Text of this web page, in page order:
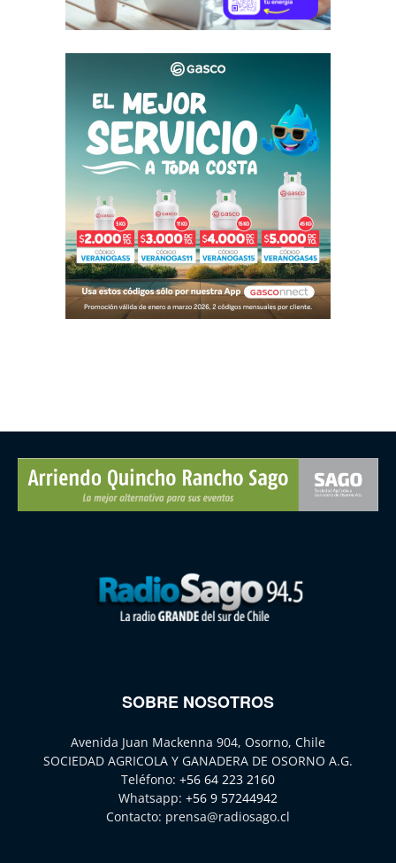
SOBRE NOSOTROS
Avenida Juan Mackenna 904, Osorno, Chile
SOCIEDAD AGRICOLA Y GANADERA DE OSORNO A.G.
Teléfono: +56 64 223 2160
Whatsapp: +56 9 57244942
Contacto: prensa@radiosago.cl